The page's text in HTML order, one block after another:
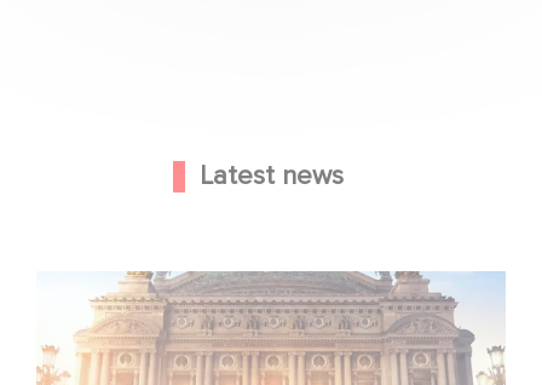
Latest news
Gaumont and Good Hero Announce the Sequel to Leap !